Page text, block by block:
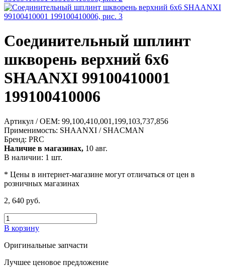
Соединительный шплинт
шкворень верхний 6х6
SHAANXI 99100410001
199100410006
Артикул / OEM: 99,100,410,001,199,103,737,856
Применимость: SHAANXI / SHACMAN
Бренд: PRC
Наличие в магазинах, 10 авг.
В наличии: 1 шт.
* Цены в интернет-магазине могут отличаться от цен в
розничных магазинах
2, 640 руб.
В корзину
Оригинальные запчасти
Лучшее ценовое предложение